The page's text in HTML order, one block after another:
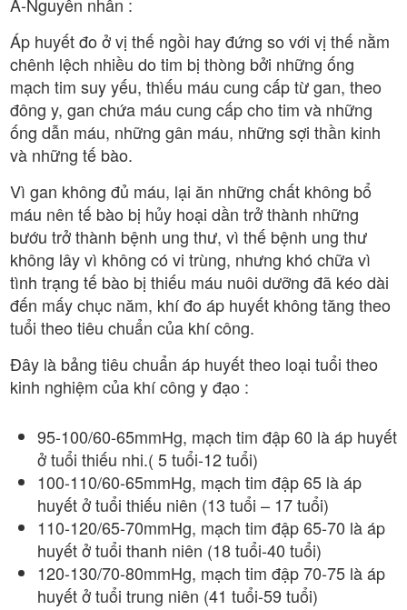
Áp huyết đo ở vị thế ngồi hay đứng so với vị thế nằm
chênh lệch nhiều do tim bị thòng bởi những ống
mạch tim suy yếu, thìếu máu cung cấp từ gan, theo
đông y, gan chứa máu cung cấp cho tim và những
ống dẫn máu, những gân máu, những sợi thần kinh
và những tế bào.
Vì gan không đủ máu, lại ăn những chất không bổ
máu nên tế bào bị hủy hoại dần trở thành những
bướu trở thành bệnh ung thư, vì thế bệnh ung thư
không lây vì không có vi trùng, nhưng khó chữa vì
tình trạng tế bào bị thiếu máu nuôi dưỡng đã kéo dài
đến mấy chục năm, khí đo áp huyết không tăng theo
tuổi theo tiêu chuẩn của khí công.
Đây là bảng tiêu chuẩn áp huyết theo loại tuổi theo
kinh nghiệm của khí công y đạo :
95-100/60-65mmHg, mạch tim đập 60 là áp huyết
ở tuổi thiếu nhi.( 5 tuổi-12 tuổi)
100-110/60-65mmHg, mạch tim đập 65 là áp
huyết ở tuổi thiếu niên (13 tuổi – 17 tuổi)
110-120/65-70mmHg, mạch tim đập 65-70 là áp
huyết ở tuổi thanh niên (18 tuổi-40 tuổi)
120-130/70-80mmHg, mạch tim đập 70-75 là áp
huyết ở tuổi trung niên (41 tuổi-59 tuổi)